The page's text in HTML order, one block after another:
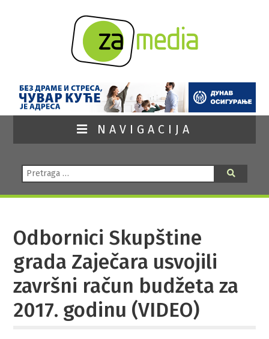
NAVIGACIJA
Pretraga:
Odbornici Skupštine
grada Zaječara usvojili
završni račun budžeta za
2017. godinu (VIDEO)